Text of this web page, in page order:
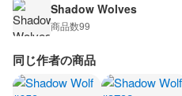
Shadow Wolves
商品数99
同じ作者の商品